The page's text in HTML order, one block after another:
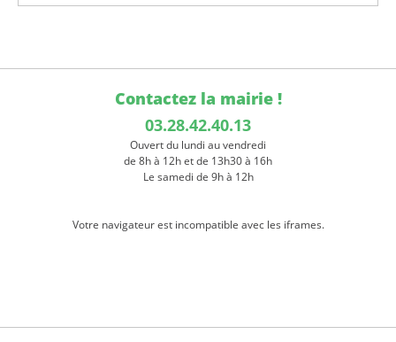
Contactez la mairie !
03.28.42.40.13
Ouvert du lundi au vendredi
de 8h à 12h et de 13h30 à 16h
Le samedi de 9h à 12h
Votre navigateur est incompatible avec les iframes.